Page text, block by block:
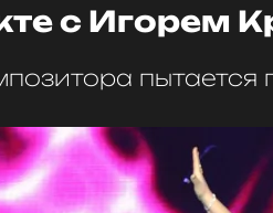
с Игорем
пытается